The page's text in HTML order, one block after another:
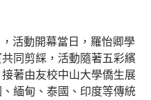
活動開幕當日，羅怡卿學
同剪綵，活動隨著五彩繽
著由友校中山大學僑生展
緬甸、泰國、印度等傳統